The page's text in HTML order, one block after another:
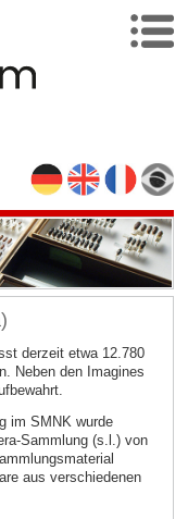
derzeit etwa 12.780
Neben den Imagines
im SMNK wurde
Sammlung (s.l.) von
aus verschiedenen